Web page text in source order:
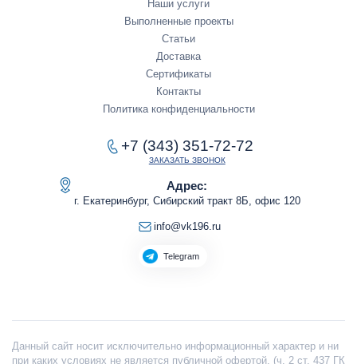
Наши услуги
Выполненные проекты
Статьи
Доставка
Сертификаты
Контакты
Политика конфиденциальности
+7 (343) 351-72-72
ЗАКАЗАТЬ ЗВОНОК
Адрес:
г. Екатеринбург, Сибирский тракт 8Б, офис 120
info@vk196.ru
Telegram
Данный сайт носит исключительно информационный характер и ни
при каких условиях не является публичной офертой, (ч. 2 ст. 437 ГК